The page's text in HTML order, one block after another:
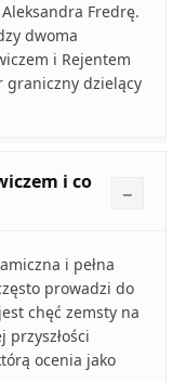
Fredrę.
dwoma
i Rejentem
graniczny dzielący
i co
i pełna
prowadzi do
chęć zemsty na
przyszłości
ocenia jako